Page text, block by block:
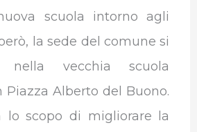
scuola intorno agli
la sede del comune si
nella vecchia scuola
Piazza Alberto del Buono.
lo scopo di migliorare la